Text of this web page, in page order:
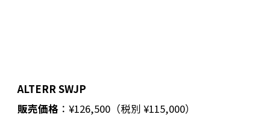
ALTERR SWJP
販売価格：¥126,500（税別 ¥115,000）